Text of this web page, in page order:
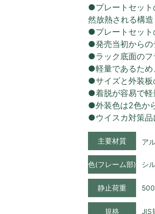
●プレートセット
然放熱される構造
●プレートセット
●発売当初からの
●ラック底面のフ
●軽量であるため
●サイズと外装板
●着脱が容易で軽
●外装色は2色か
●ウイスカ対策品
主要材質 ア
色(フレーム部) シ
静止荷重
規格 JIS